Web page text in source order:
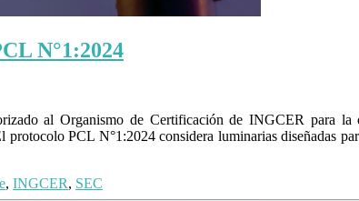
N°1:2024
al Organismo de Certificación de INGCER para
PCL N°1:2024 considera luminarias diseñadas
, INGCER, SEC